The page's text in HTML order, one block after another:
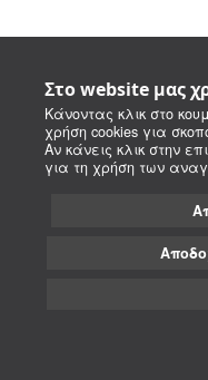
Στο website μας
Κάνοντας κλικ στο
χρήση cookies για
Αν κάνεις κλικ στην
για τη χρήση των